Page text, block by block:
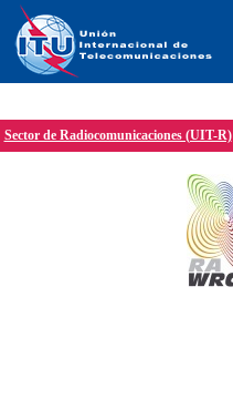
Sector de Radiocomunicaciones (UIT-R)